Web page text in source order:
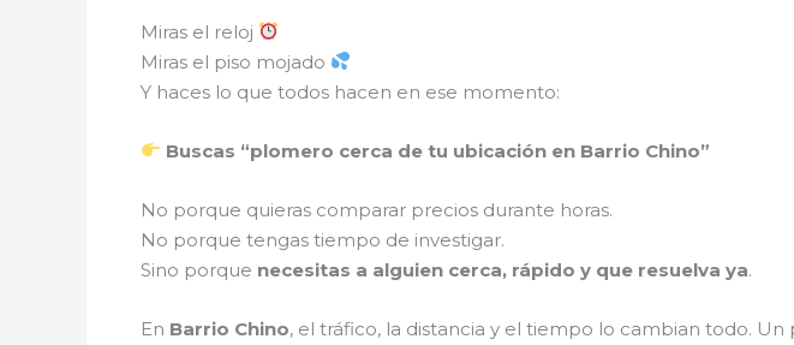
Miras el reloj
Miras el piso mojado
Y haces lo que todos hacen en ese momento:
Buscas “plomero cerca de tu ubicación en Barrio Chino”
No porque quieras comparar precios durante horas.
No porque tengas tiempo de investigar.
Sino porque necesitas a alguien cerca, rápido y que resuelva ya.
En Barrio Chino, el tráfico, la distancia y el tiempo lo cambian todo.